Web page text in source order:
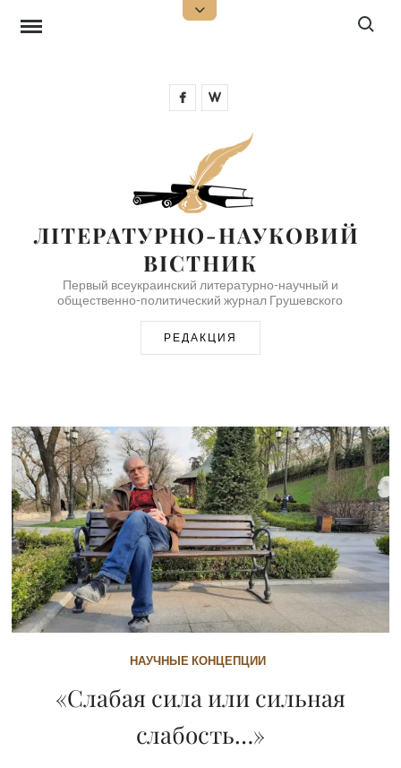
Открыть
Поиск:
FacebookWikipedia
ЛІТЕРАТУРНО-НАУКОВИЙ
ВІСТНИК
Первый всеукраинский литературно-научный и
общественно-политический журнал Грушевского
РЕДАКЦИЯ
НАУЧНЫЕ КОНЦЕПЦИИ
«Слабая сила или сильная
слабость…»